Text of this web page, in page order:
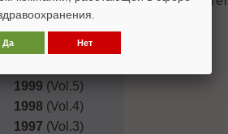
2003(Vol.9)
(Vol.8)
2001
(Vol.7)
1999 (Vol.5)
1998 (Vol.4)
1997 (Vol.3)
Да Нет